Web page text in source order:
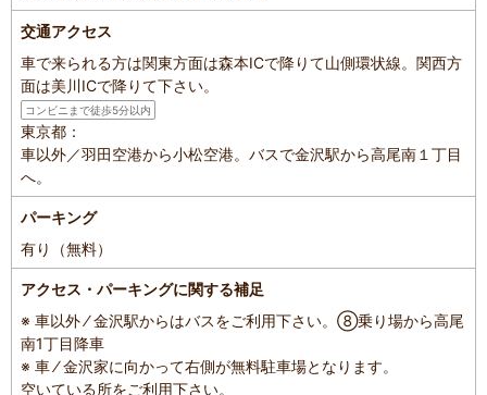
交通アクセス
車で来られる方は関東方面は森本ICで降りて山側環状線。関西方
面は美川ICで降りて下さい。
コンビニまで徒歩5分以内
東京都：
車以外／羽田空港から小松空港。バスで金沢駅から高尾南１丁目
へ。
パーキング
有り（無料）
アクセス・パーキングに関する補足
※ 車以外 ⁄ 金沢駅からはバスをご利用下さい。⑧乗り場から高尾
南1丁目降車
※ 車 ⁄ 金沢家に向かって右側が無料駐車場となります。
空いている所をご利用下さい。